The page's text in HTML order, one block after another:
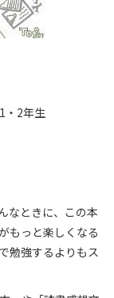
・2年生
なときに、この本
もっと楽しくなる
勉強するよりもス